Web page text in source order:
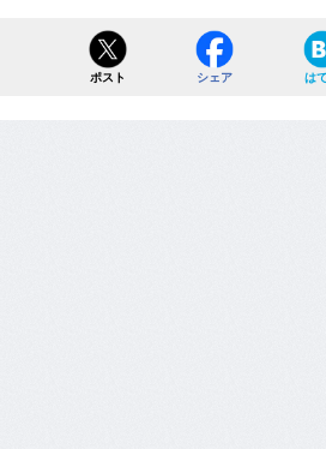
ポスト シェア は